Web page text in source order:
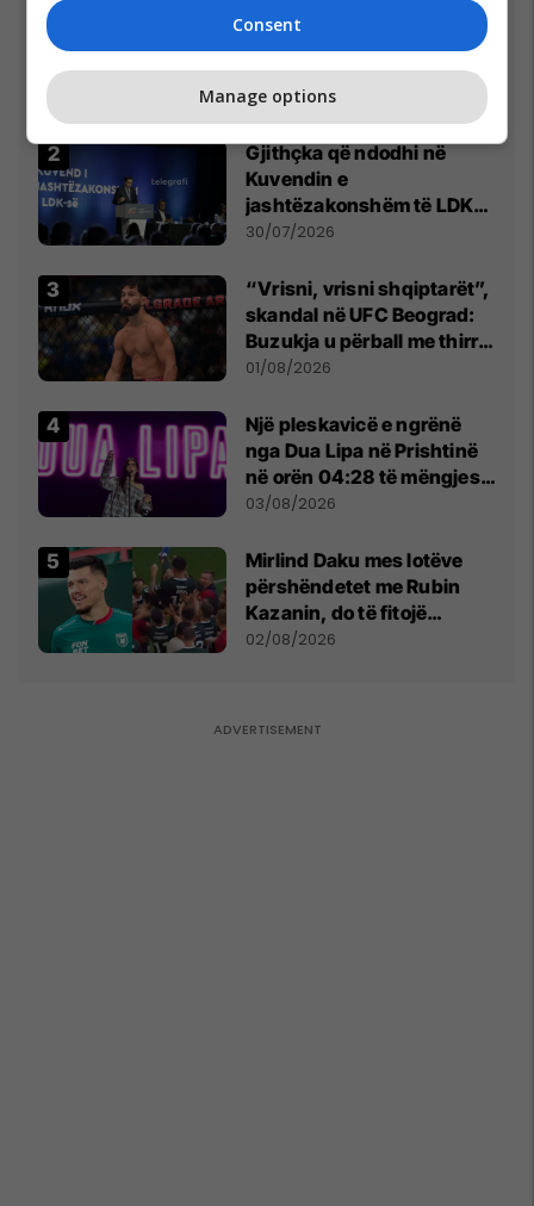
Ftohet nga prokuroria e
ish-gjenerali serb thotë se
dikush e tradhtoi në
Beograd
02/08/2026
Gjithçka që ndodhi në
Kuvendin e
jashtëzakonshëm të LDK-
së
30/07/2026
“Vrisni, vrisni shqiptarët”,
skandal në UFC Beograd:
Buzukja u përball me thirrje
anti-shqiptare nga
01/08/2026
Një pleskavicë e ngrënë
nga Dua Lipa në Prishtinë
në orën 04:28 të mëngjesit
- dhe bota digjitale serbe
03/08/2026
Mirlind Daku mes lotëve
përshëndetet me Rubin
Kazanin, do të fitojë
miliona te Spartak Moska
02/08/2026
Consent
Manage options